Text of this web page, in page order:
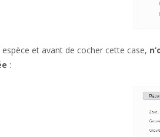
et avant de cocher cette case,
: